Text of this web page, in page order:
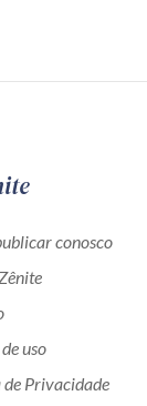
conosco
uso
Privacidade